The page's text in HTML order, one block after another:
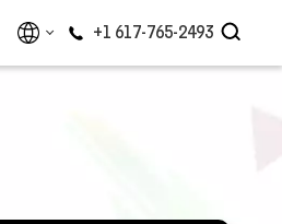
+1 617-765-2493